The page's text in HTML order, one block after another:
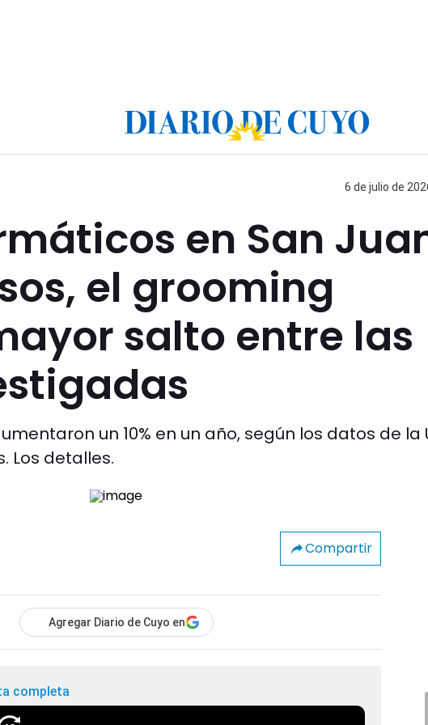
6 de julio de
en San
el grooming
salto entre las
un 10% en un año, según los datos de la
Los detalles.
Compartir
Agregar Diario de Cuyo en
completa